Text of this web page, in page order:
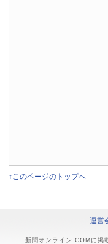
↑このページのトップへ
運営
新聞オンライン.COMに掲